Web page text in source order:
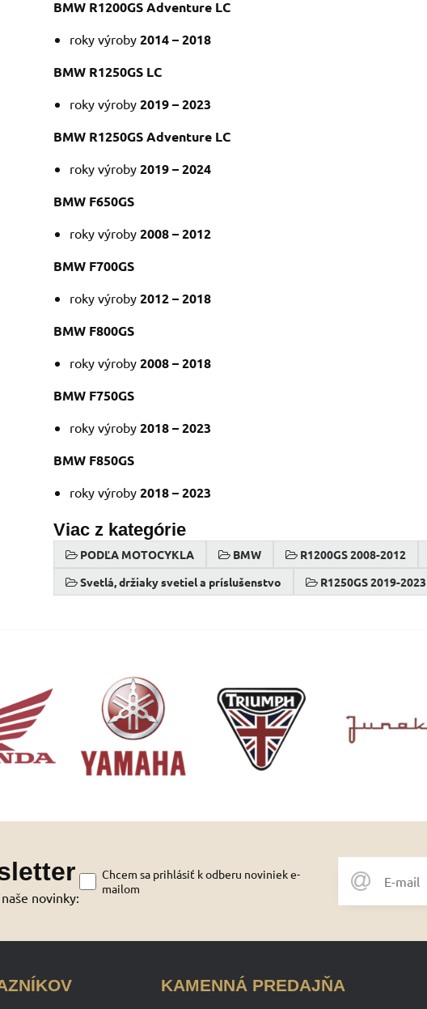
BMW R1200GS Adventure LC
roky výroby2014 – 2018
BMW R1250GS LC
roky výroby2019 – 2023
BMW R1250GS Adventure LC
roky výroby2019 – 2024
BMW F650GS
roky výroby2008 – 2012
BMW F700GS
roky výroby2012 – 2018
BMW F800GS
roky výroby2008 – 2018
BMW F750GS
roky výroby2018 – 2023
BMW F850GS
roky výroby2018 – 2023
Viac z kategórie
PODĽA MOTOCYKLA BMW R1200GS 2008-2012
Svetlá, držiaky svetiel a príslušenstvo
R1250GS 2019-2023
novinky:
Chcem sa prihlásiť k odberu noviniek e-
mailom
KAMENNÁ PREDAJŇA